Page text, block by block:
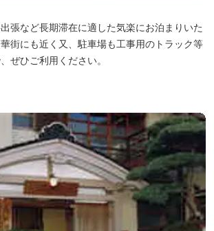
張など長期滞在に適した気楽にお泊まりいた
街にも近く又、駐車場も工事用のトラック等
ぜひご利用ください。